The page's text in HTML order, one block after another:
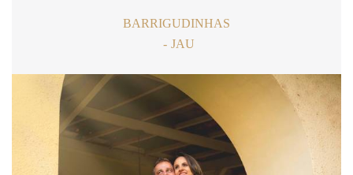
BARRIGUDINHAS
JAU